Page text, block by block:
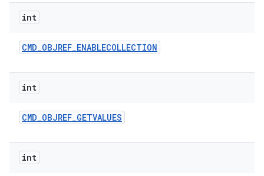
int
CMD_OBJREF_ENABLECOLLECTION
int
CMD_OBJREF_GETVALUES
int